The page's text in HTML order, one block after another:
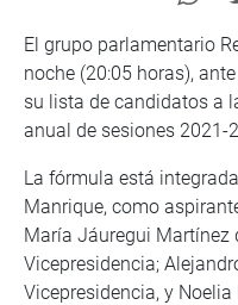
El grupo parlamentario
noche (20:05 horas),
su lista de candidatos a
anual de sesiones 2021-
La fórmula está
Manrique, como
María Jáuregui Martínez
Vicepresidencia;
Vicepresidencia, y